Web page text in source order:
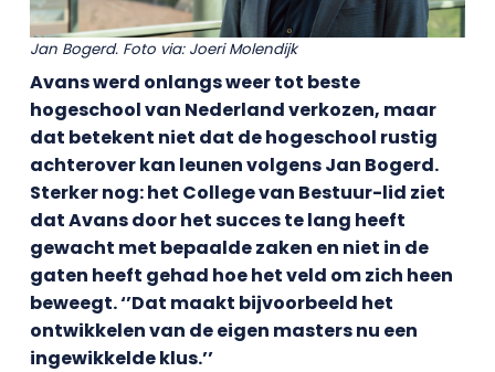
Jan Bogerd. Foto via: Joeri Molendijk
Avans werd onlangs weer tot beste
hogeschool van Nederland verkozen, maar
dat betekent niet dat de hogeschool rustig
achterover kan leunen volgens Jan Bogerd.
Sterker nog: het College van Bestuur-lid ziet
dat Avans door het succes te lang heeft
gewacht met bepaalde zaken en niet in de
gaten heeft gehad hoe het veld om zich heen
beweegt. ‘’Dat maakt bijvoorbeeld het
ontwikkelen van de eigen masters nu een
ingewikkelde klus.’’